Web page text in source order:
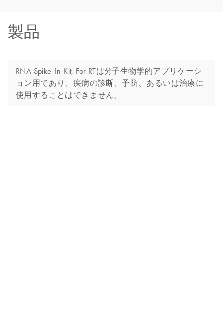
製品
RNA Spike-In Kit, For RTは分子生物学的アプリケーシ
ョン用であり、疾病の診断、予防、あるいは治療に
使用することはできません。